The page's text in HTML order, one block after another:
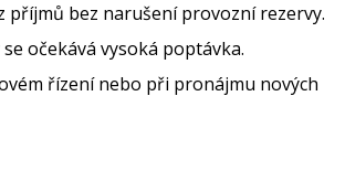
bez narušení provozní rezervy.
očekává vysoká poptávka.
řízení nebo při pronájmu nových